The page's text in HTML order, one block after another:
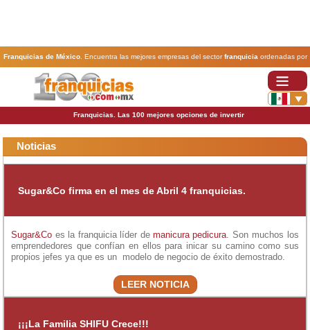
Franquicias de México. Encuentra las mejores empresas del sectorfranquicia ordenadas por
actividad. En www.100franquicias.com.mx encontrarás las más rentables, baratas y
Franquicias. Las 100 mejores opciones de invertir
Noticias
Sugar&Co firma en el mes de Abril 4 franquicias.
Sugar&Co es la franquicia líder de manicura pedicura . Son muchos los
emprendedores que confían en ellos para inicar su camino como sus
propios jefes ya que es un modelo de negocio de éxito demostrado.
LEER NOTICIA
¡¡¡La Familia SHIFU Crece!!!